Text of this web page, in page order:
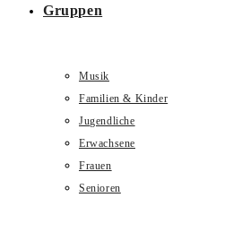
Gruppen
Musik
Familien & Kinder
Jugendliche
Erwachsene
Frauen
Senioren